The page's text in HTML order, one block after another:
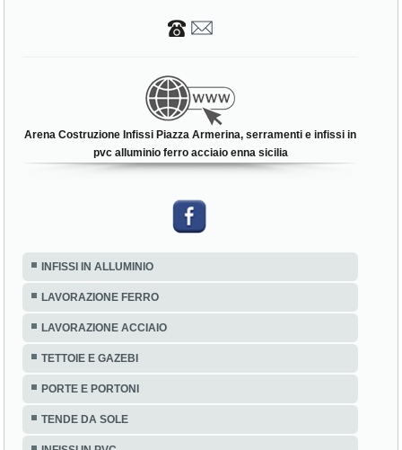
Arena Costruzione Infissi Piazza Armerina, serramenti e infissi in
pvc alluminio ferro acciaio enna sicilia
INFISSI IN ALLUMINIO
LAVORAZIONE FERRO
LAVORAZIONE ACCIAIO
TETTOIE E GAZEBI
PORTE E PORTONI
TENDE DA SOLE